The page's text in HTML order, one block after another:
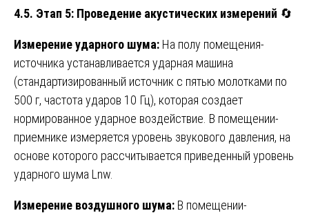
4.5. Этап 5: Проведение акустических измерений 🔄
Измерение ударного шума: На полу помещения-
источника устанавливается ударная машина
(стандартизированный источник с пятью молотками по
500 г, частота ударов 10 Гц), которая создает
нормированное ударное воздействие. В помещении-
приемнике измеряется уровень звукового давления, на
основе которого рассчитывается приведенный уровень
ударного шума Lnw.
Измерение воздушного шума: В помещении-